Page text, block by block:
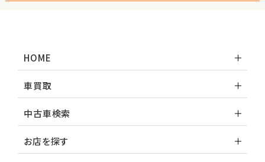
HOME
車買取
中古車検索
お店を探す